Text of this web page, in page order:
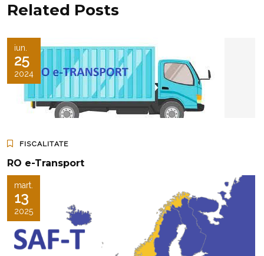
Related Posts
iun.
25
2024
FISCALITATE
RO e-Transport
mart.
13
2025